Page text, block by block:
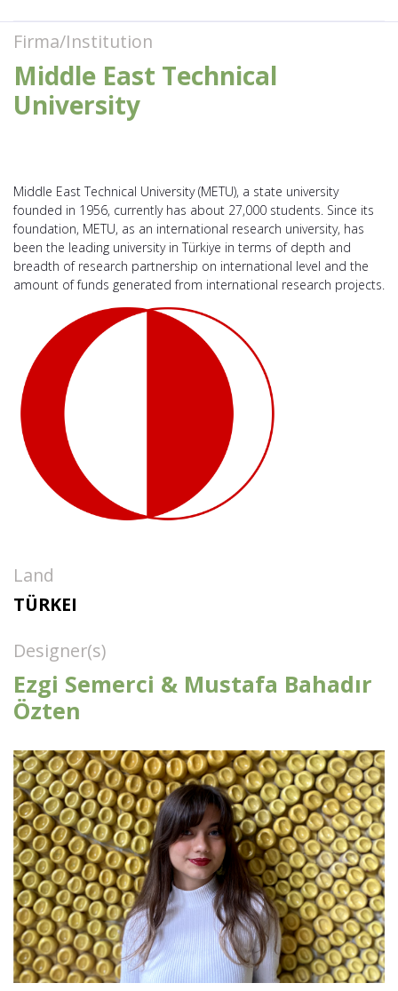
Firma/Institution
Middle East Technical
University
Middle East Technical University (METU), a state university
founded in 1956, currently has about 27,000 students. Since its
foundation, METU, as an international research university, has
been the leading university in Türkiye in terms of depth and
breadth of research partnership on international level and the
amount of funds generated from international research projects.
Land
TÜRKEI
Designer(s)
Ezgi Semerci & Mustafa Bahadır
Özten